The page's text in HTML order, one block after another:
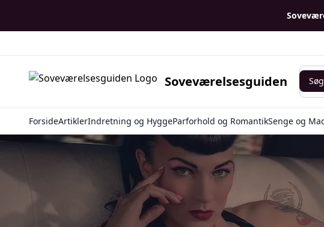
Soveværelsesguiden
Søg
ForsideArtiklerIndretning og HyggeParforhold og RomantikSenge og